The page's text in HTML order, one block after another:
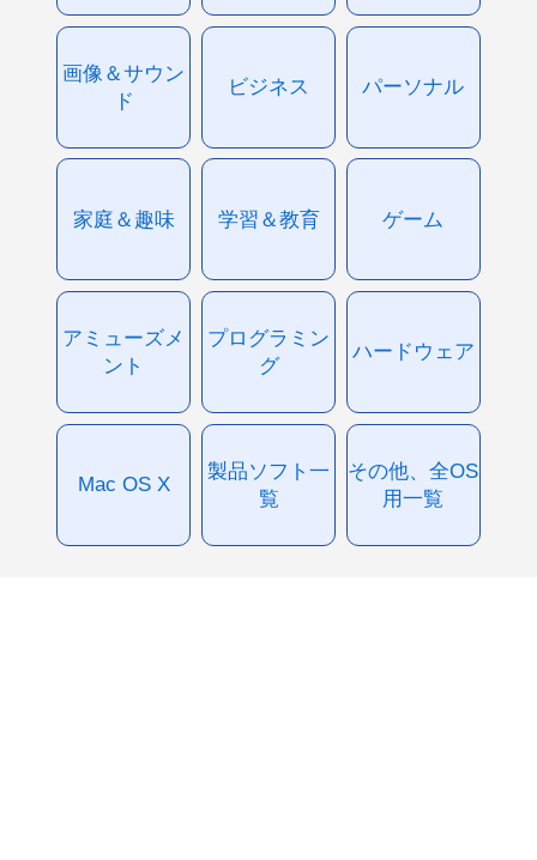
画像＆サウン
ド
ビジネス パーソナル
家庭＆趣味 学習＆教育 ゲーム
アミューズメ
ント
プログラミン
グ
ハードウェア
Mac OS X
製品ソフト一
覧
その他、全OS
用一覧